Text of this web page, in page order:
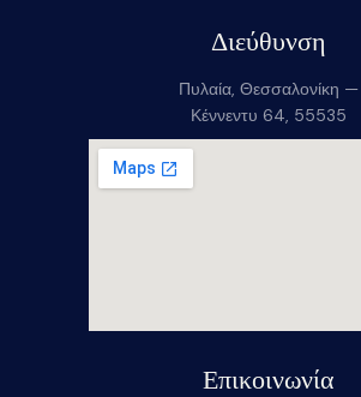
Διεύθυνση
Πυλαία, Θεσσαλονίκη —
Κέννεντυ 64, 55535
Επικοινωνία